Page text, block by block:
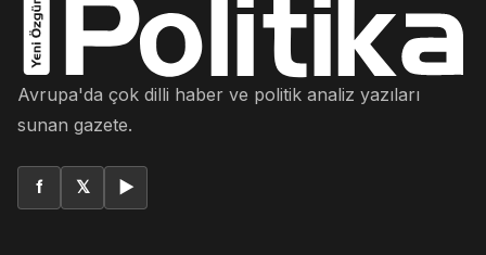
Avrupa'da çok dilli haber ve politik analiz yazıları
sunan gazete.
f 𝕏 ▶